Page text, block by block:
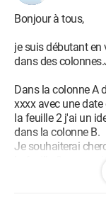
Bonjour à tous,
je suis débutant en
dans des
Dans la colonne A
xxxx avec une
la feuille 2 j'ai un
dans la colonne B.
Je souhaiterai
la feuille 2 et
avec la nouvelle